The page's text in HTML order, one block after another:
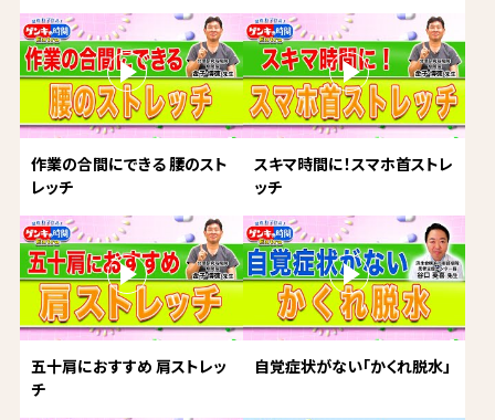
作業の合間にできる 腰のスト
レッチ
スキマ時間に！スマホ首ストレ
ッチ
五十肩におすすめ 肩ストレッ
チ
自覚症状がない「かくれ脱水」